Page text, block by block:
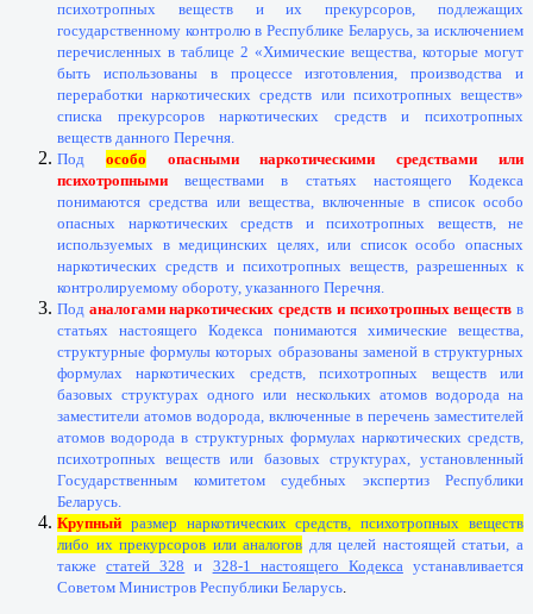
психотропных веществ и их прекурсоров, подлежащих
государственному контролю в Республике Беларусь, за исключением
перечисленных в таблице 2 «Химические вещества, которые могут
быть использованы в процессе изготовления, производства и
переработки наркотических средств или психотропных веществ»
списка прекурсоров наркотических средств и психотропных
веществ данного Перечня.
Под
особо
опасными наркотическими средствами или
психотропными
веществами в статьях настоящего Кодекса
понимаются средства или вещества, включенные в список особо
опасных наркотических средств и психотропных веществ, не
используемых в медицинских целях, или список особо опасных
наркотических средств и психотропных веществ, разрешенных к
контролируемому обороту, указанного Перечня.
Под аналогами наркотических средств и психотропных веществ в
статьях настоящего Кодекса понимаются химические вещества,
структурные формулы которых образованы заменой в структурных
формулах наркотических средств, психотропных веществ или
базовых структурах одного или нескольких атомов водорода на
заместители атомов водорода, включенные в перечень заместителей
атомов водорода в структурных формулах наркотических средств,
психотропных веществ или базовых структурах, установленный
Государственным комитетом судебных экспертиз Республики
Беларусь.
Крупный размер наркотических средств, психотропных веществ
либо их прекурсоров или аналогов для целей настоящей статьи, а
такжестатей 328 и 328-1 настоящего Кодекса устанавливается
Советом Министров Республики Беларусь